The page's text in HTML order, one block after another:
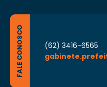
FALE CONOSCO
(62) 3416-6565